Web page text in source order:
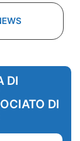
DI
DI